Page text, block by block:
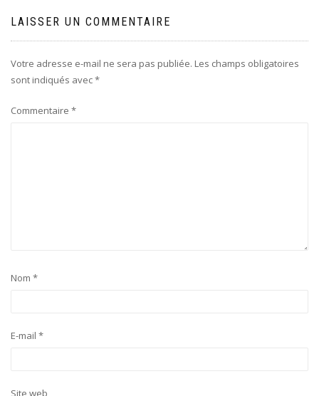
LAISSER UN COMMENTAIRE
Votre adresse e-mail ne sera pas publiée. Les champs obligatoires
sont indiqués avec*
Commentaire *
Nom *
E-mail *
Site web